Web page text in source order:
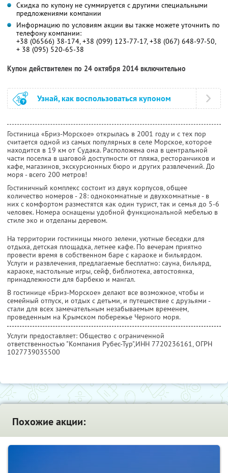
Скидка по купону не суммируется с другими специальными
предложениями компании
Информацию по условиям акции вы также можете уточнить по
телефону компании:
+38 (06566) 38-174, +38 (099) 123-77-17, +38 (067) 648-97-50,
+ 38 (095) 520-65-38
Купон действителен по 24 октября 2014 включительно
Узнай, как воспользоваться купоном
Гостиница «Бриз-Морское» открылась в 2001 году и с тех пор
считается одной из самых популярных в селе Морское, которое
находится в 19 км от Судака. Расположена она в центральной
части поселка в шаговой доступности от пляжа, ресторанчиков и
кафе, магазинов, экскурсионных бюро и других развлечений. До
моря - всего 200 метров!
Гостиничный комплекс состоит из двух корпусов, общее
количество номеров - 28: однокомнатные и двухкомнатные - в
них с комфортом разместятся как один турист, так и семья до 5-6
человек. Номера оснащены удобной функциональной мебелью в
стиле эко и отделаны деревом.
На территории гостиницы много зелени, уютные беседки для
отдыха, детская площадка, летнее кафе. По вечерам приятно
провести время в собственном баре с караоке и бильярдом.
Услуги и развлечения, предлагаемые бесплатно: сауна, бильярд,
караоке, настольные игры, сейф, библиотека, автостоянка,
принадлежности для барбекю и мангал.
В гостинице «Бриз-Морское» делают все возможное, чтобы и
семейный отпуск, и отдых с детьми, и путешествие с друзьями -
стали для всех замечательным незабываемым временем,
проведенным на Крымском побережье Черного моря.
Услуги предоставляет: Общество с ограниченной
ответственностью "Компания Рубес-Тур",ИНН 7720236161, ОГРН
1027739035500
Похожие акции: